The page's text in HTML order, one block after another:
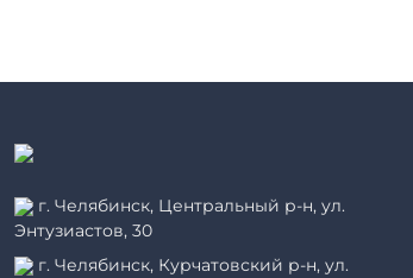
г. Челябинск, Центральный р-н, ул.
Энтузиастов, 30
г. Челябинск, Курчатовский р-н, ул.